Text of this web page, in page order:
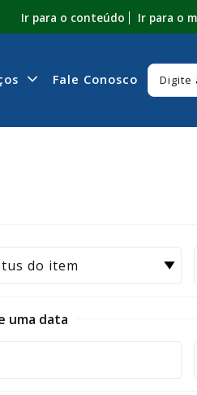
Ir para o conteúdo Ir para o
Fale Conosco
uma data